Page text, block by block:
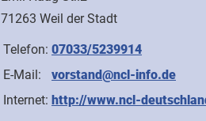
71263 Weil der Stadt
Telefon: 07033/5239914
E-Mail:
vorstand@ncl-info.de
Internet: http://www.ncl-